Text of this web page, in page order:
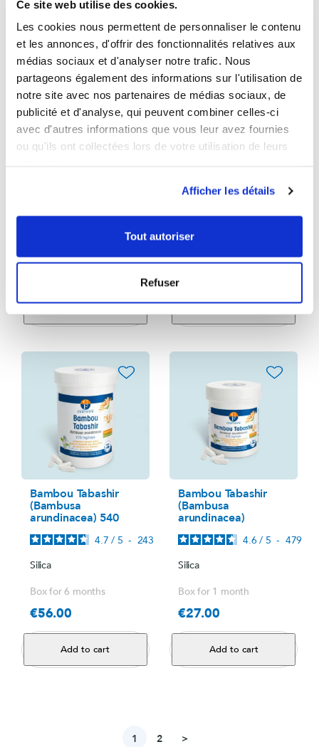
Ce site web utilise des cookies.
Les cookies nous permettent de personnaliser le contenu
et les annonces, d'offrir des fonctionnalités relatives aux
médias sociaux et d'analyser notre trafic. Nous
partageons également des informations sur l'utilisation de
notre site avec nos partenaires de médias sociaux, de
publicité et d'analyse, qui peuvent combiner celles-ci
avec d'autres informations que vous leur avez fournies
ou qu'ils ont collectées lors de votre utilisation de leurs
Afficher les détails
Tout autoriser
Refuser
favorite_border
Add to cart
4.6 / 5- 99
Add to cart
favorite_border
Bambou Tabashir
(Bambusa
arundinacea) 540
4.7 / 5 - 243
Silica
Box for 6 months
Price
€56.00
Add to cart
favorite_border
Bambou Tabashir
(Bambusa
arundinacea)
4.6 / 5 - 479
Silica
Box for 1 month
Price
€27.00
Add to cart
1 2 Next
>